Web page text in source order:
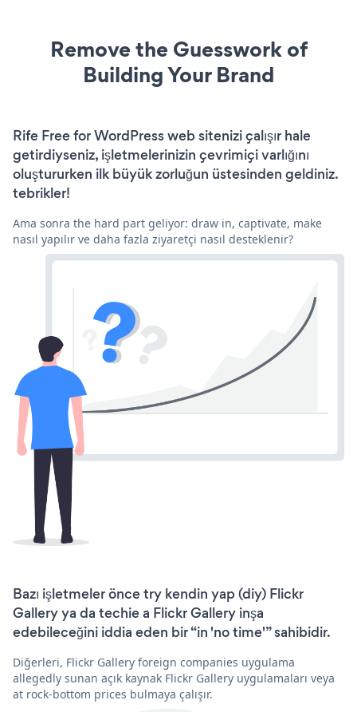
Remove the Guesswork of
Building Your Brand
Rife Free for WordPress web sitenizi çalışır hale
getirdiyseniz, işletmelerinizin çevrimiçi varlığını
oluştururken ilk büyük zorluğun üstesinden geldiniz.
tebrikler!
Ama sonra the hard part geliyor: draw in, captivate, make
nasıl yapılır ve daha fazla ziyaretçi nasıl desteklenir?
Bazı işletmeler önce try kendin yap (diy) Flickr
Gallery ya da techie a Flickr Gallery inşa
edebileceğini iddia eden bir “in 'no time'” sahibidir.
Diğerleri, Flickr Gallery foreign companies uygulama
allegedly sunan açık kaynak Flickr Gallery uygulamaları veya
at rock-bottom prices bulmaya çalışır.